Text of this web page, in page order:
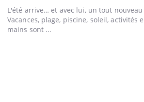
L'été arrive… et avec lui, un tout
Vacances, plage, piscine, soleil, activités
mains sont ...